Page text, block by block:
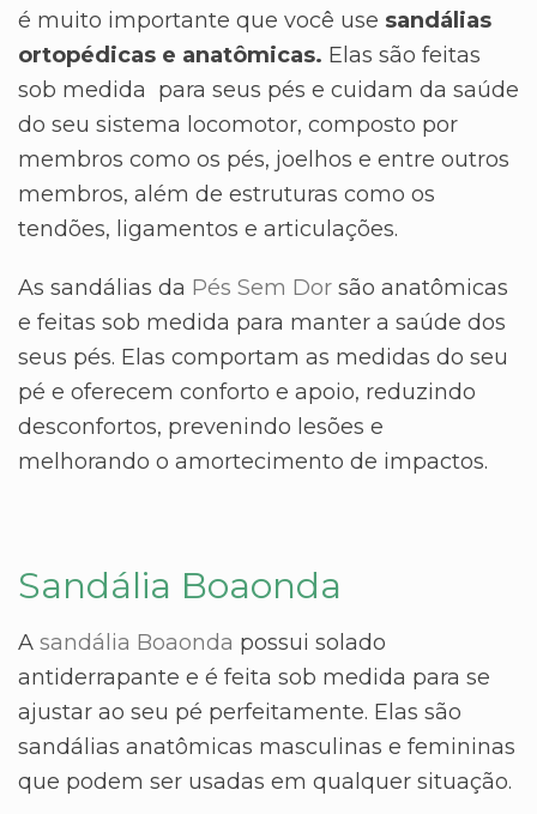
é muito importante que você use sandálias
ortopédicas e anatômicas. Elas são feitas
sob medida para seus pés e cuidam da saúde
do seu sistema locomotor, composto por
membros como os pés, joelhos e entre outros
membros, além de estruturas como os
tendões, ligamentos e articulações.
As sandálias da Pés Sem Dor são anatômicas
e feitas sob medida para manter a saúde dos
seus pés. Elas comportam as medidas do seu
pé e oferecem conforto e apoio, reduzindo
desconfortos, prevenindo lesões e
melhorando o amortecimento de impactos.
Sandália Boaonda
A sandália Boaonda possui solado
antiderrapante e é feita sob medida para se
ajustar ao seu pé perfeitamente. Elas são
sandálias anatômicas masculinas e femininas
que podem ser usadas em qualquer situação.